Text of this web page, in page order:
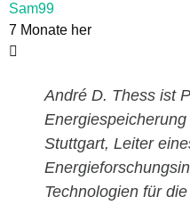
Sam99
7 Monate her
André D. Thess ist
Stuttgart, Leiter
Technologien für